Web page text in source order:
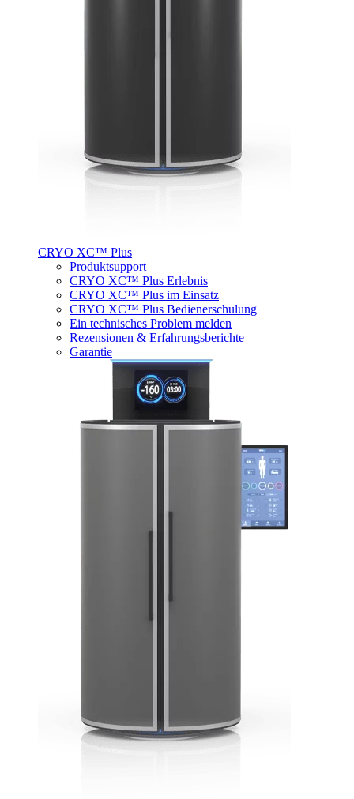
CRYO XC™ Plus
Produktsupport
CRYO XC™ Plus Erlebnis
CRYO XC™ Plus im Einsatz
CRYO XC™ Plus Bedienerschulung
Ein technisches Problem melden
Rezensionen & Erfahrungsberichte
Garantie